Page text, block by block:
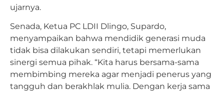
ujarnya.
Senada, Ketua PC LDII Dlingo, Supardo,
menyampaikan bahwa mendidik generasi muda
tidak bisa dilakukan sendiri, tetapi memerlukan
sinergi semua pihak. “Kita harus bersama-sama
membimbing mereka agar menjadi penerus yang
tangguh dan berakhlak mulia. Dengan kerja sama